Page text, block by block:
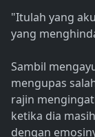
"Itulah yang
yang
Sambil
mengupas
rajin
ketika dia
dengan